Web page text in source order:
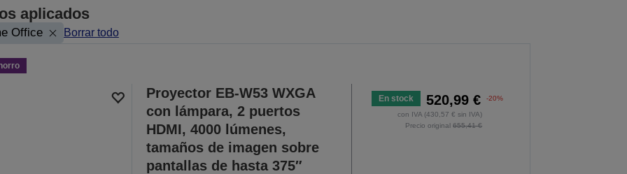
la
página
siguiente
aplicados
Office Borrar todo
Proyector EB-W53 WXGA
con lámpara, 2 puertos
HDMI, 4000 lúmenes,
tamaños de imagen sobre
pantallas de hasta 375″
En stock 520,99 € -20%
con IVA (430,57 € sin IVA)
Precio original655,41 €